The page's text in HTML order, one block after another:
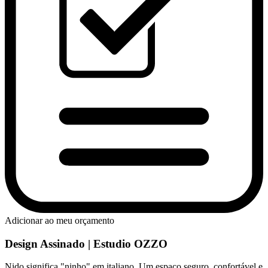
Adicionar ao meu orçamento
Design Assinado | Estudio OZZO